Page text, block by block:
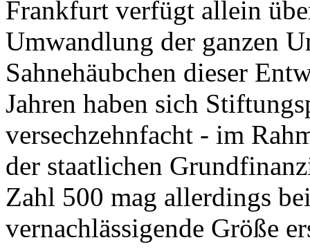
Frankfurt verfügt allein
Umwandlung der ganzen
Sahnehäubchen dieser
Jahren haben sich
versechzehnfacht - im
der staatlichen
Zahl 500 mag allerdings
vernachlässigende Größe